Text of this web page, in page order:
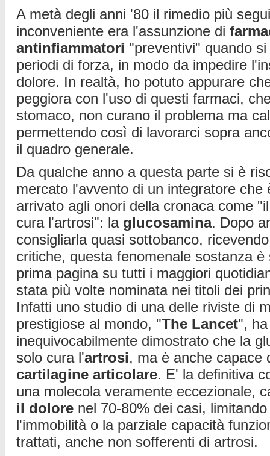
A metà degli anni '80 il rimedio più
inconveniente era l'assunzione di
antinfiammatori "preventivi" quando
periodi di forza, in modo da impedire
dolore. In realtà, ho potuto appurare
peggiora con l'uso di questi farmaci,
stomaco, non curano il problema ma
permettendo così di lavorarci sopra
il quadro generale.
Da qualche anno a questa parte si è
mercato l'avvento di un integratore che
arrivato agli onori della cronaca come
cura l'artrosi": la glucosamina. Dopo
consigliarla quasi sottobanco,
critiche, questa fenomenale sostanza
prima pagina su tutti i maggiori
stata più volte nominata nei titoli dei
Infatti uno studio di una delle riviste di
prestigiose al mondo, "The Lancet", ha
inequivocabilmente dimostrato che la
solo cura l'artrosi, ma è anche capace
cartilagine articolare. E' la definitiva
una molecola veramente eccezionale,
il dolore nel 70-80% dei casi,
l'immobilità o la parziale capacità
trattati, anche non sofferenti di artrosi.